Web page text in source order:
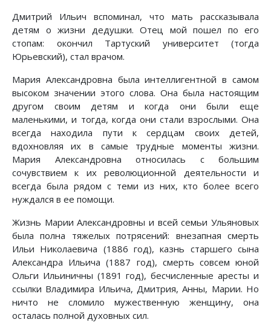
Дмитрий Ильич вспоминал, что мать рассказывала
детям о жизни дедушки. Отец мой пошел по его
стопам: окончил Тартуский университет (тогда
Юрьевский), стал врачом.
Мария Александровна была интеллигентной в самом
высоком значении этого слова. Она была настоящим
другом своим детям и когда они были еще
маленькими, и тогда, когда они стали взрослыми. Она
всегда находила пути к сердцам своих детей,
вдохновляя их в самые трудные моменты жизни.
Мария Александровна относилась с большим
сочувствием к их революционной деятельности и
всегда была рядом с теми из них, кто более всего
нуждался в ее помощи.
Жизнь Марии Александровны и всей семьи Ульяновых
была полна тяжелых потрясений: внезапная смерть
Ильи Николаевича (1886 год), казнь старшего сына
Александра Ильича (1887 год), смерть совсем юной
Ольги Ильиничны (1891 год), бесчисленные аресты и
ссылки Владимира Ильича, Дмитрия, Анны, Марии. Но
ничто не сломило мужественную женщину, она
осталась полной духовных сил.